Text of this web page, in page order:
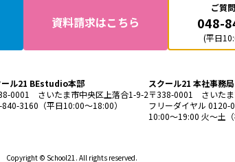
資料請求はこちら
ご質
048-
(平日
ール21 BEstudio本部
0001 さいたま市中央区上落合1-9-2
3160（平日10:00～18:00）
スクール21 本社事務局
〒338-0001 さいたま
フリーダイヤル 0120-
10:00〜19:00 火〜土（
Copyright © School21. All rights reserved.